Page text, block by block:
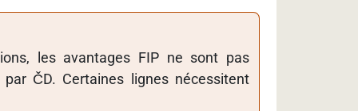
les avantages FIP ne sont pas
ČD. Certaines lignes nécessitent